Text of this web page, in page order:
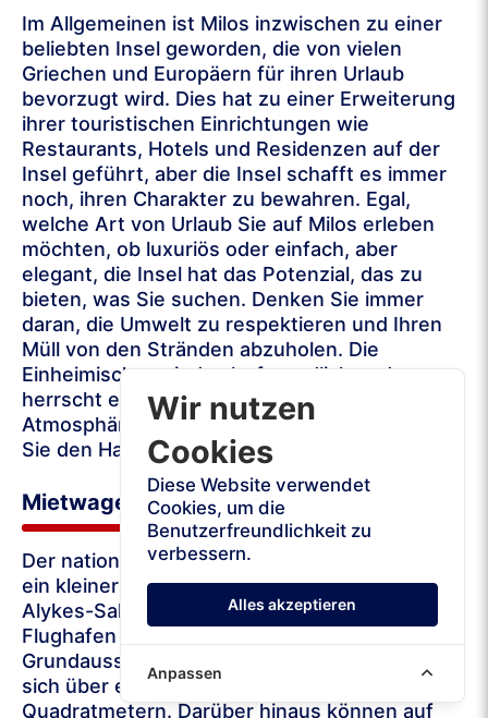
Im Allgemeinen ist Milos inzwischen zu einer
beliebten Insel geworden, die von vielen
Griechen und Europäern für ihren Urlaub
bevorzugt wird. Dies hat zu einer Erweiterung
ihrer touristischen Einrichtungen wie
Restaurants, Hotels und Residenzen auf der
Insel geführt, aber die Insel schafft es immer
noch, ihren Charakter zu bewahren. Egal,
welche Art von Urlaub Sie auf Milos erleben
möchten, ob luxuriös oder einfach, aber
elegant, die Insel hat das Potenzial, das zu
bieten, was Sie suchen. Denken Sie immer
daran, die Umwelt zu respektieren und Ihren
Müll von den Stränden abzuholen. Die
Einheimischen sind sehr freundlich und es
herrscht eine insgesamt einladende
Atmosphäre. Das werden Sie spüren, sobald
Sie den Hafen von Milos betreten!
Mietwagen Milos Flughafen
Der nationale Flughafen Milos Island MLO ist
ein kleiner Flughafen in der Nähe der alten
Alykes-Salinen in der Gegend von Zefiria. Der
Flughafen Milos verfügt über eine begrenzte
Grundausstattung und sein Vorfeld erstreckt
sich über eine Fläche von 7.800
Quadratmetern. Darüber hinaus können auf
Wir nutzen
Cookies
Diese Website verwendet
Cookies, um die
Benutzerfreundlichkeit zu
verbessern.
Alles akzeptieren
Anpassen